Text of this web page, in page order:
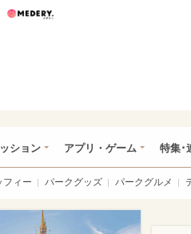
うまい肉
ション アプリ・ゲーム 特集･
フィー パークグッズ パークグルメ